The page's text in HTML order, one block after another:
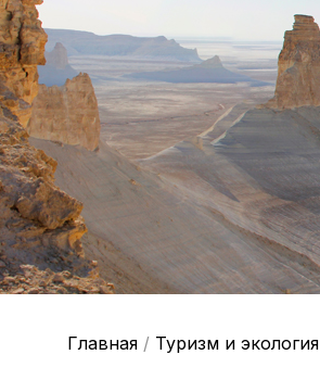
Главная / Туризм и экология